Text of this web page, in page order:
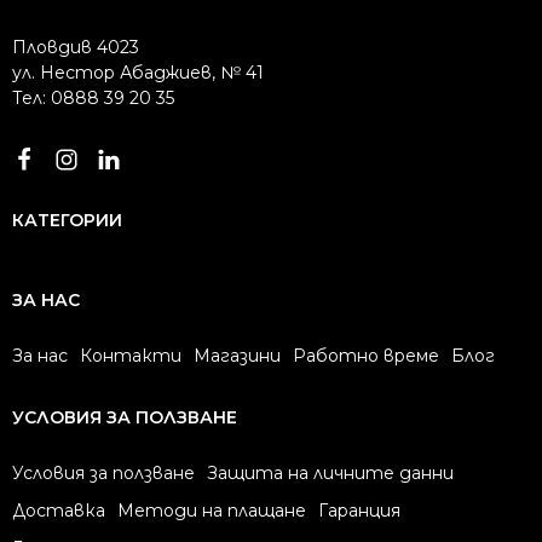
Пловдив 4023
ул. Нестор Абаджиев, № 41
Тел: 0888 39 20 35
КАТЕГОРИИ
ЗА НАС
За нас Контакти Магазини Работно време Блог
УСЛОВИЯ ЗА ПОЛЗВАНЕ
Условия за ползване
Защита на личните данни
Доставка
Методи на плащане
Гаранция